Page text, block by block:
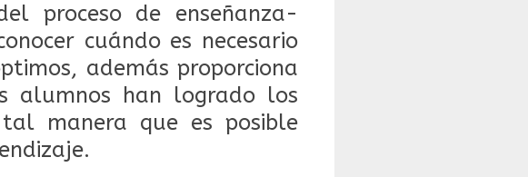
proceso de enseñanza-
cuándo es necesario
además proporciona
alumnos han logrado los
manera que es posible